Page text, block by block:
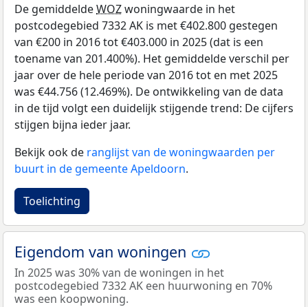
De gemiddeldeWOZwoningwaarde in het
postcodegebied 7332 AK is met €402.800 gestegen
van €200 in 2016 tot €403.000 in 2025 (dat is een
toename van 201.400%). Het gemiddelde verschil per
jaar over de hele periode van 2016 tot en met 2025
was €44.756 (12.469%). De ontwikkeling van de data
in de tijd volgt een duidelijk stijgende trend: De cijfers
stijgen bijna ieder jaar.
Bekijk ook de ranglijst van de woningwaarden per
buurt in de gemeente Apeldoorn.
Toelichting
Eigendom van woningen
In 2025 was 30% van de woningen in het
postcodegebied 7332 AK een huurwoning en 70%
was een koopwoning.